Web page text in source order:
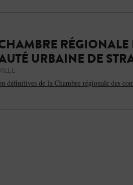
URBAINE DE
définitives de la Chambre régionale des